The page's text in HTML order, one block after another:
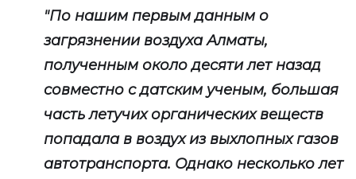
"По нашим первым данным о
загрязнении воздуха Алматы,
полученным около десяти лет назад
совместно с датским ученым, большая
часть летучих органических веществ
попадала в воздух из выхлопных газов
автотранспорта. Однако несколько лет